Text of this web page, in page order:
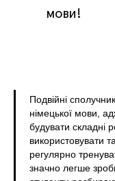
мови!
Подвійні
німецької мови,
будувати складні
використовувати
регулярно
значно легше